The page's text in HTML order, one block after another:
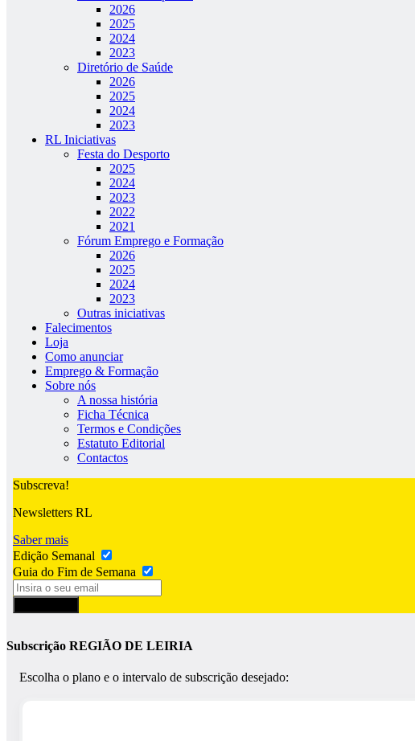
2026
2025
2024
2023
Diretório de Saúde
2026
2025
2024
2023
RL Iniciativas
Festa do Desporto
2025
2024
2023
2022
2021
Fórum Emprego e Formação
2026
2025
2024
2023
Outras iniciativas
Falecimentos
Loja
Como anunciar
Emprego & Formação
Sobre nós
A nossa história
Ficha Técnica
Termos e Condições
Estatuto Editorial
Contactos
Subscreva!
Newsletters RL
Saber mais
Edição Semanal
Guia do Fim de Semana
Subscrição REGIÃO DE LEIRIA
Escolha o plano e o intervalo de subscrição desejado: